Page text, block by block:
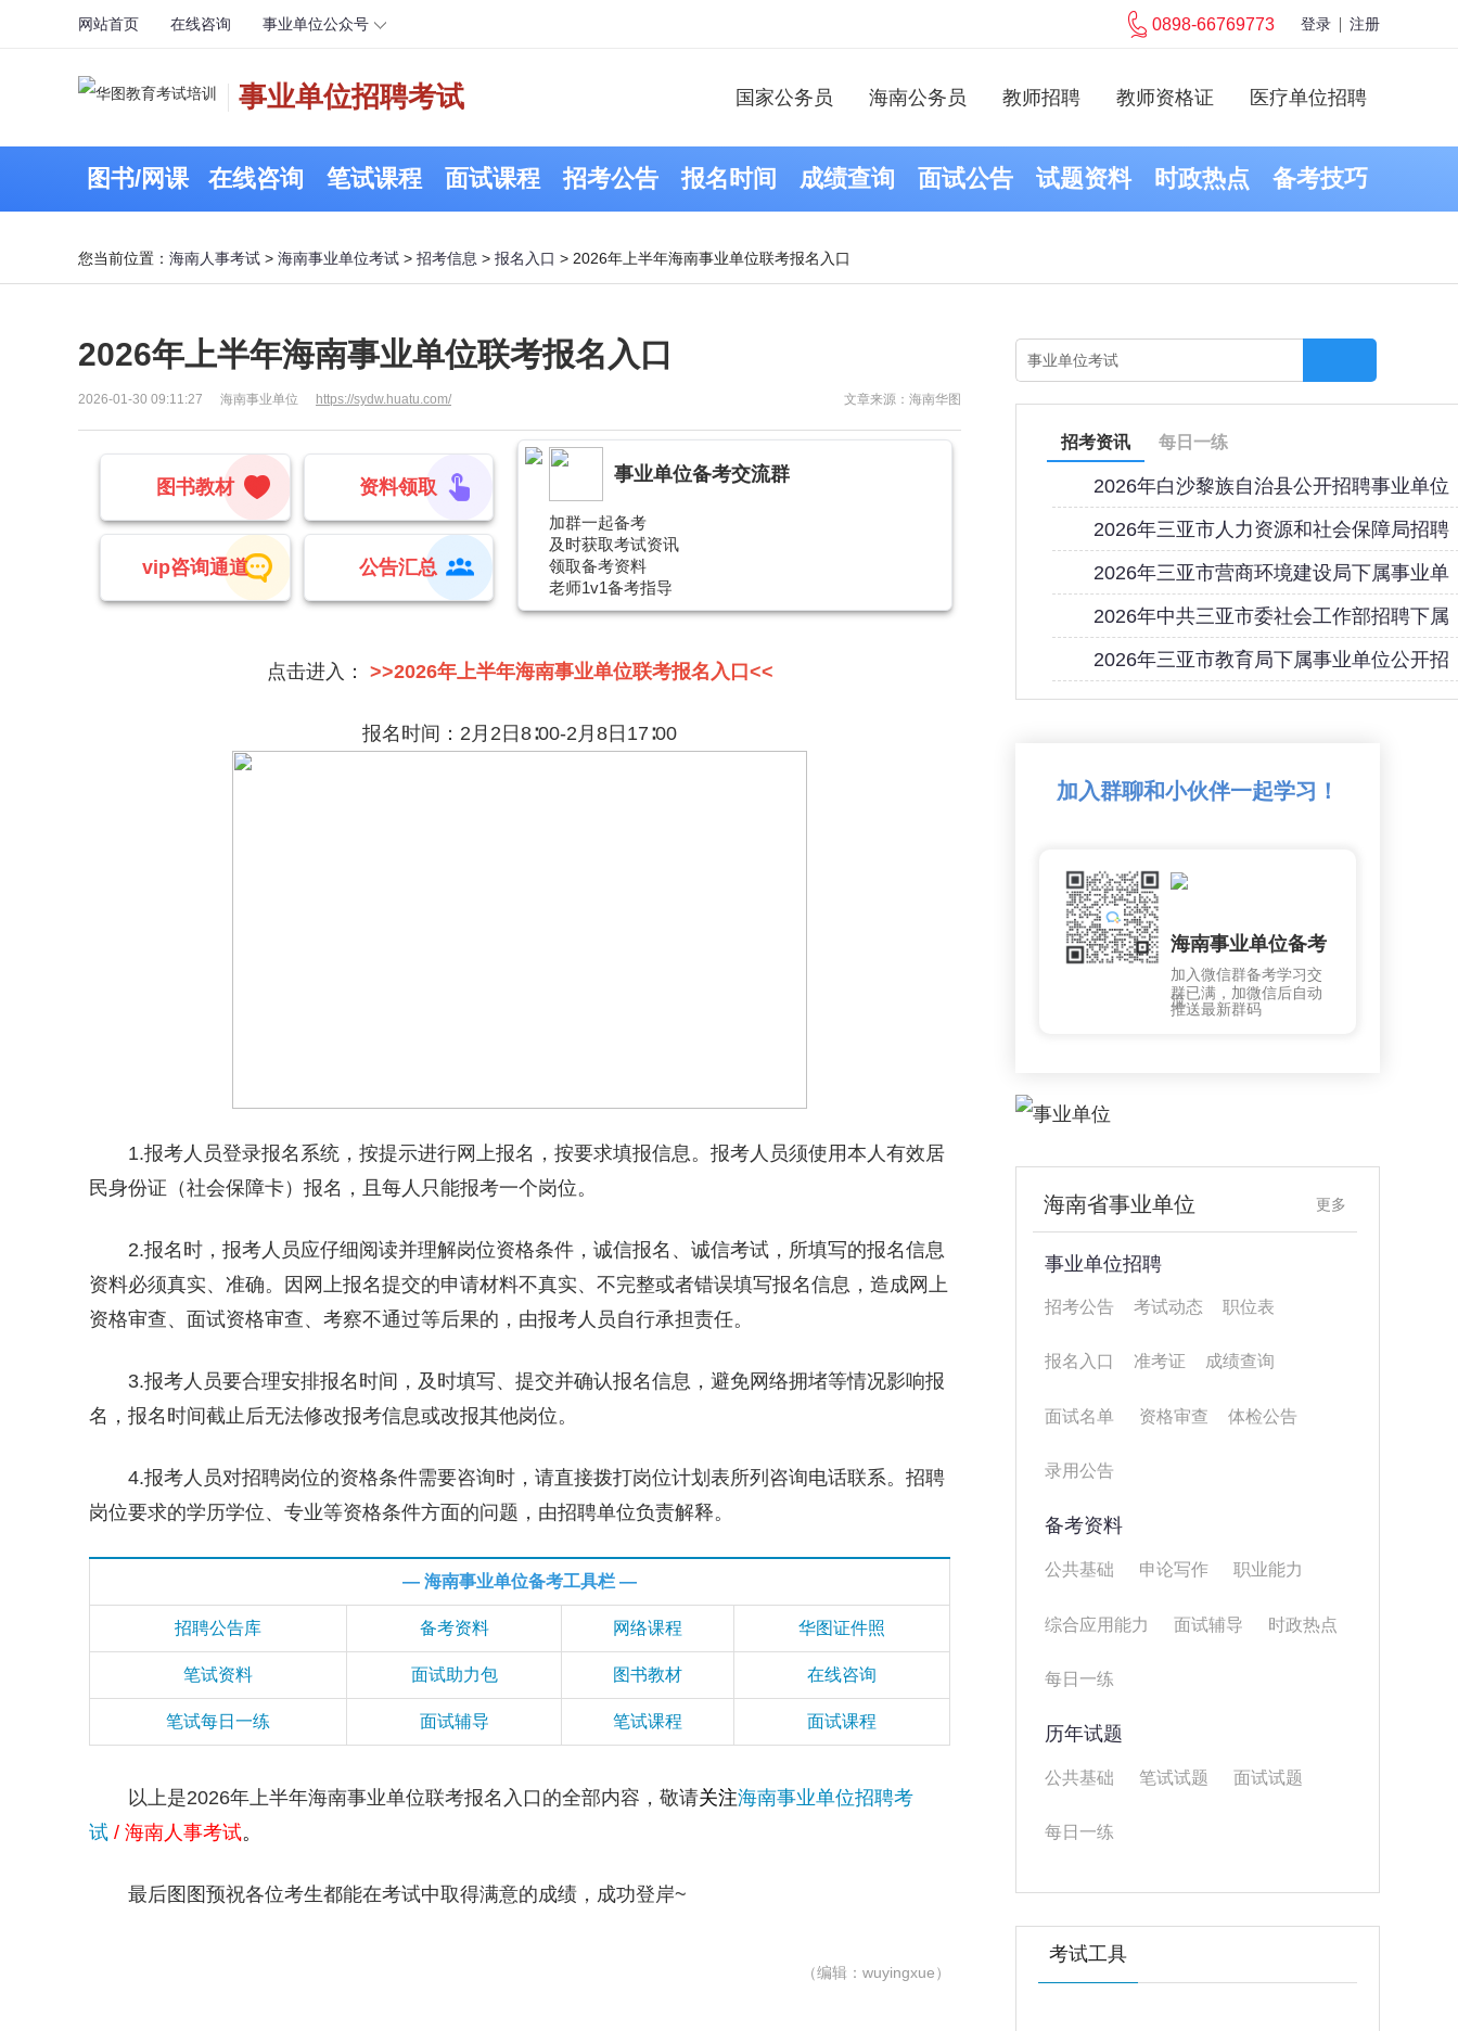
网站首页 在线咨询 事业单位公众号 0898-66769773 登录 注册
事业单位招聘考试 国家公务员 海南公务员 教师招聘 教师资格证 医疗单位招聘
图书/网课 在线咨询 笔试课程 面试课程 招考公告 报名时间 成绩查询 面试公告 试题资料 时政热点 备考技巧
您当前位置： 海南人事考试 > 海南事业单位考试 > 招考信息 > 报名入口 > 2026年上半年海南事业单位联考报名入口
2026年上半年海南事业单位联考报名入口
2026-01-30 09:11:27 海南事业单位 https://sydw.huatu.com/ 文章来源：海南华图
图书教材 资料领取
vip咨询通道 公告汇总
事业单位备考交流群
加群一起备考
及时获取考试资讯
领取备考资料
老师1v1备考指导
点击进入： >>2026年上半年海南事业单位联考报名入口<<
报名时间：2月2日8∶00-2月8日17∶00
1.报考人员登录报名系统，按提示进行网上报名，按要求填报信息。报考人员须使用本人有效居
民身份证（社会保障卡）报名，且每人只能报考一个岗位。
2.报名时，报考人员应仔细阅读并理解岗位资格条件，诚信报名、诚信考试，所填写的报名信息
资料必须真实、准确。因网上报名提交的申请材料不真实、不完整或者错误填写报名信息，造成网上
资格审查、面试资格审查、考察不通过等后果的，由报考人员自行承担责任。
3.报考人员要合理安排报名时间，及时填写、提交并确认报名信息，避免网络拥堵等情况影响报
名，报名时间截止后无法修改报考信息或改报其他岗位。
4.报考人员对招聘岗位的资格条件需要咨询时，请直接拨打岗位计划表所列咨询电话联系。招聘
岗位要求的学历学位、专业等资格条件方面的问题，由招聘单位负责解释。
— 海南事业单位备考工具栏 —
招聘公告库 备考资料 网络课程 华图证件照
笔试资料 面试助力包 图书教材 在线咨询
笔试每日一练 面试辅导 笔试课程 面试课程
以上是2026年上半年海南事业单位联考报名入口的全部内容，敬请关注海南事业单位招聘考
试 / 海南人事考试。
最后图图预祝各位考生都能在考试中取得满意的成绩，成功登岸~
（编辑：wuyingxue）
招考资讯 每日一练
2026年白沙黎族自治县公开招聘事业单位
2026年三亚市人力资源和社会保障局招聘
2026年三亚市营商环境建设局下属事业单
2026年中共三亚市委社会工作部招聘下属
2026年三亚市教育局下属事业单位公开招
加入群聊和小伙伴一起学习！
海南事业单位备考
群
加入微信群备考学习交
流
群已满，加微信后自动
推送最新群码
海南省事业单位 更多
事业单位招聘
招考公告 考试动态 职位表
报名入口 准考证 成绩查询
面试名单 资格审查 体检公告
录用公告
备考资料
公共基础 申论写作 职业能力
综合应用能力 面试辅导 时政热点
每日一练
历年试题
公共基础 笔试试题 面试试题
每日一练
考试工具